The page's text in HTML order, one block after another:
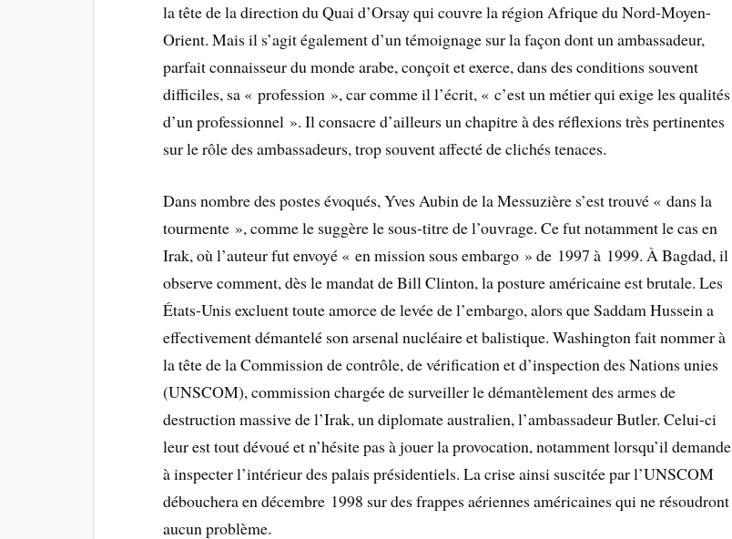
la tête de la direction du Quai d’Orsay qui couvre la région Afrique du Nord-Moyen-
Orient. Mais il s’agit également d’un témoignage sur la façon dont un ambassadeur,
parfait connaisseur du monde arabe, conçoit et exerce, dans des conditions souvent
difficiles, sa « profession », car comme il l’écrit, « c’est un métier qui exige les qualités
d’un professionnel ». Il consacre d’ailleurs un chapitre à des réflexions très pertinentes
sur le rôle des ambassadeurs, trop souvent affecté de clichés tenaces.
Dans nombre des postes évoqués, Yves Aubin de la Messuzière s’est trouvé « dans la
tourmente », comme le suggère le sous-titre de l’ouvrage. Ce fut notamment le cas en
Irak, où l’auteur fut envoyé « en mission sous embargo » de 1997 à 1999. À Bagdad, il
observe comment, dès le mandat de Bill Clinton, la posture américaine est brutale. Les
États-Unis excluent toute amorce de levée de l’embargo, alors que Saddam Hussein a
effectivement démantelé son arsenal nucléaire et balistique. Washington fait nommer à
la tête de la Commission de contrôle, de vérification et d’inspection des Nations unies
(UNSCOM), commission chargée de surveiller le démantèlement des armes de
destruction massive de l’Irak, un diplomate australien, l’ambassadeur Butler. Celui-ci
leur est tout dévoué et n’hésite pas à jouer la provocation, notamment lorsqu’il demande
à inspecter l’intérieur des palais présidentiels. La crise ainsi suscitée par l’UNSCOM
débouchera en décembre 1998 sur des frappes aériennes américaines qui ne résoudront
aucun problème.